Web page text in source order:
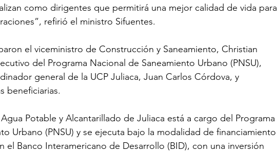
como dirigentes que permitirá una mejor calidad de vida para
refirió el ministro Sifuentes.
el viceministro de Construcción y Saneamiento, Christian
del Programa Nacional de Saneamiento Urbano (PNSU),
general de la UCP Juliaca, Juan Carlos Córdova, y
beneficiarias.
Potable y Alcantarillado de Juliaca está a cargo del Programa
Urbano (PNSU) y se ejecuta bajo la modalidad de financiamiento
el Banco Interamericano de Desarrollo (BID), con una inversión